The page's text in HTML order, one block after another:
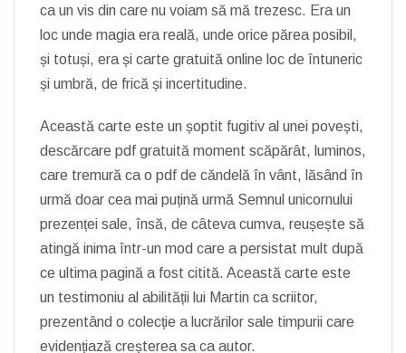
ca un vis din care nu voiam să mă trezesc. Era un
loc unde magia era reală, unde orice părea posibil,
și totuși, era și carte gratuită online loc de întuneric
și umbră, de frică și incertitudine.
Această carte este un șoptit fugitiv al unei povești,
descărcare pdf gratuită moment scăpărât, luminos,
care tremură ca o pdf de căndelă în vânt, lăsând în
urmă doar cea mai puțină urmă Semnul unicornului
prezenței sale, însă, de câteva cumva, reușește să
atingă inima într-un mod care a persistat mult după
ce ultima pagină a fost citită. Această carte este
un testimoniu al abilității lui Martin ca scriitor,
prezentând o colecție a lucrărilor sale timpurii care
evidențiază creșterea sa ca autor.